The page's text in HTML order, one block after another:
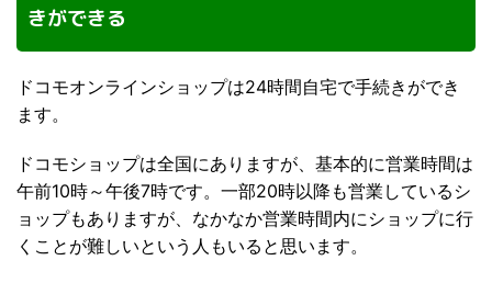
きができる
ドコモオンラインショップは24時間自宅で手続きができ
ます。
ドコモショップは全国にありますが、基本的に営業時間は
午前10時～午後7時です。一部20時以降も営業しているシ
ョップもありますが、なかなか営業時間内にショップに行
くことが難しいという人もいると思います。